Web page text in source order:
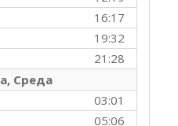
16:17
19:32
21:28
Среда
03:01
05:06